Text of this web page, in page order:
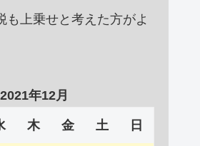
も上乗せと考えた方がよ
2021年12月
木 金 土 日